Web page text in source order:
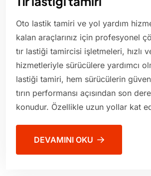
Oto lastik tamiri ve yol yardım
kalan araçlarınız için profesyonel
tır lastiği tamircisi işletmeleri, hızlı
hizmetleriyle sürücülere yardımcı
lastiği tamiri, hem sürücülerin
tırın performansı açısından son
konudur. Özellikle uzun yollar kat
DEVAMINI OKU